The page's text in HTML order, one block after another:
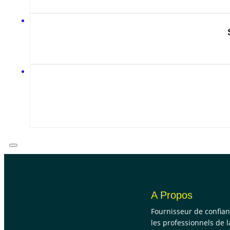
A Propos
Fournisseur de
les professionnels de